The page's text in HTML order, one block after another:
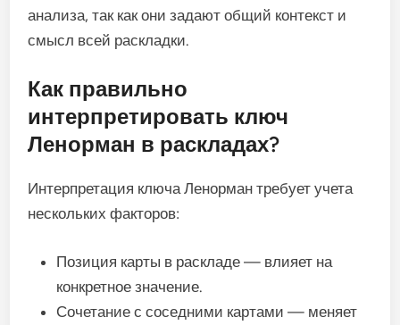
анализа, так как они задают общий контекст и
смысл всей раскладки.
Как правильно
интерпретировать ключ
Ленорман в раскладах?
Интерпретация ключа Ленорман требует учета
нескольких факторов:
Позиция карты в раскладе — влияет на
конкретное значение.
Сочетание с соседними картами — меняет